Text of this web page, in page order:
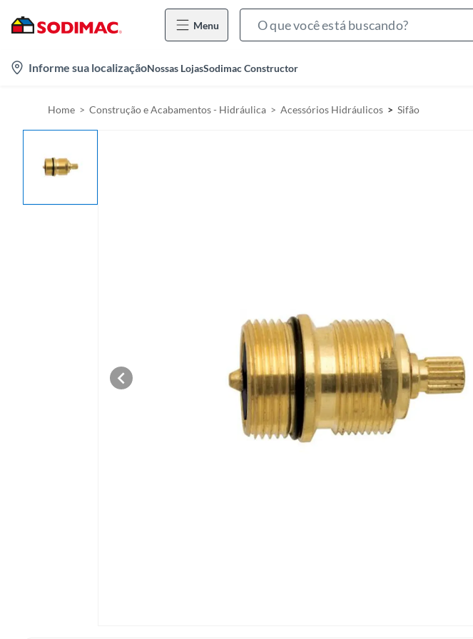
Menu
Informe sua localizaçãoNossas LojasSodimac Constructor
Home Construção e Acabamentos - Hidráulica Acessórios Hidráulicos Sifão